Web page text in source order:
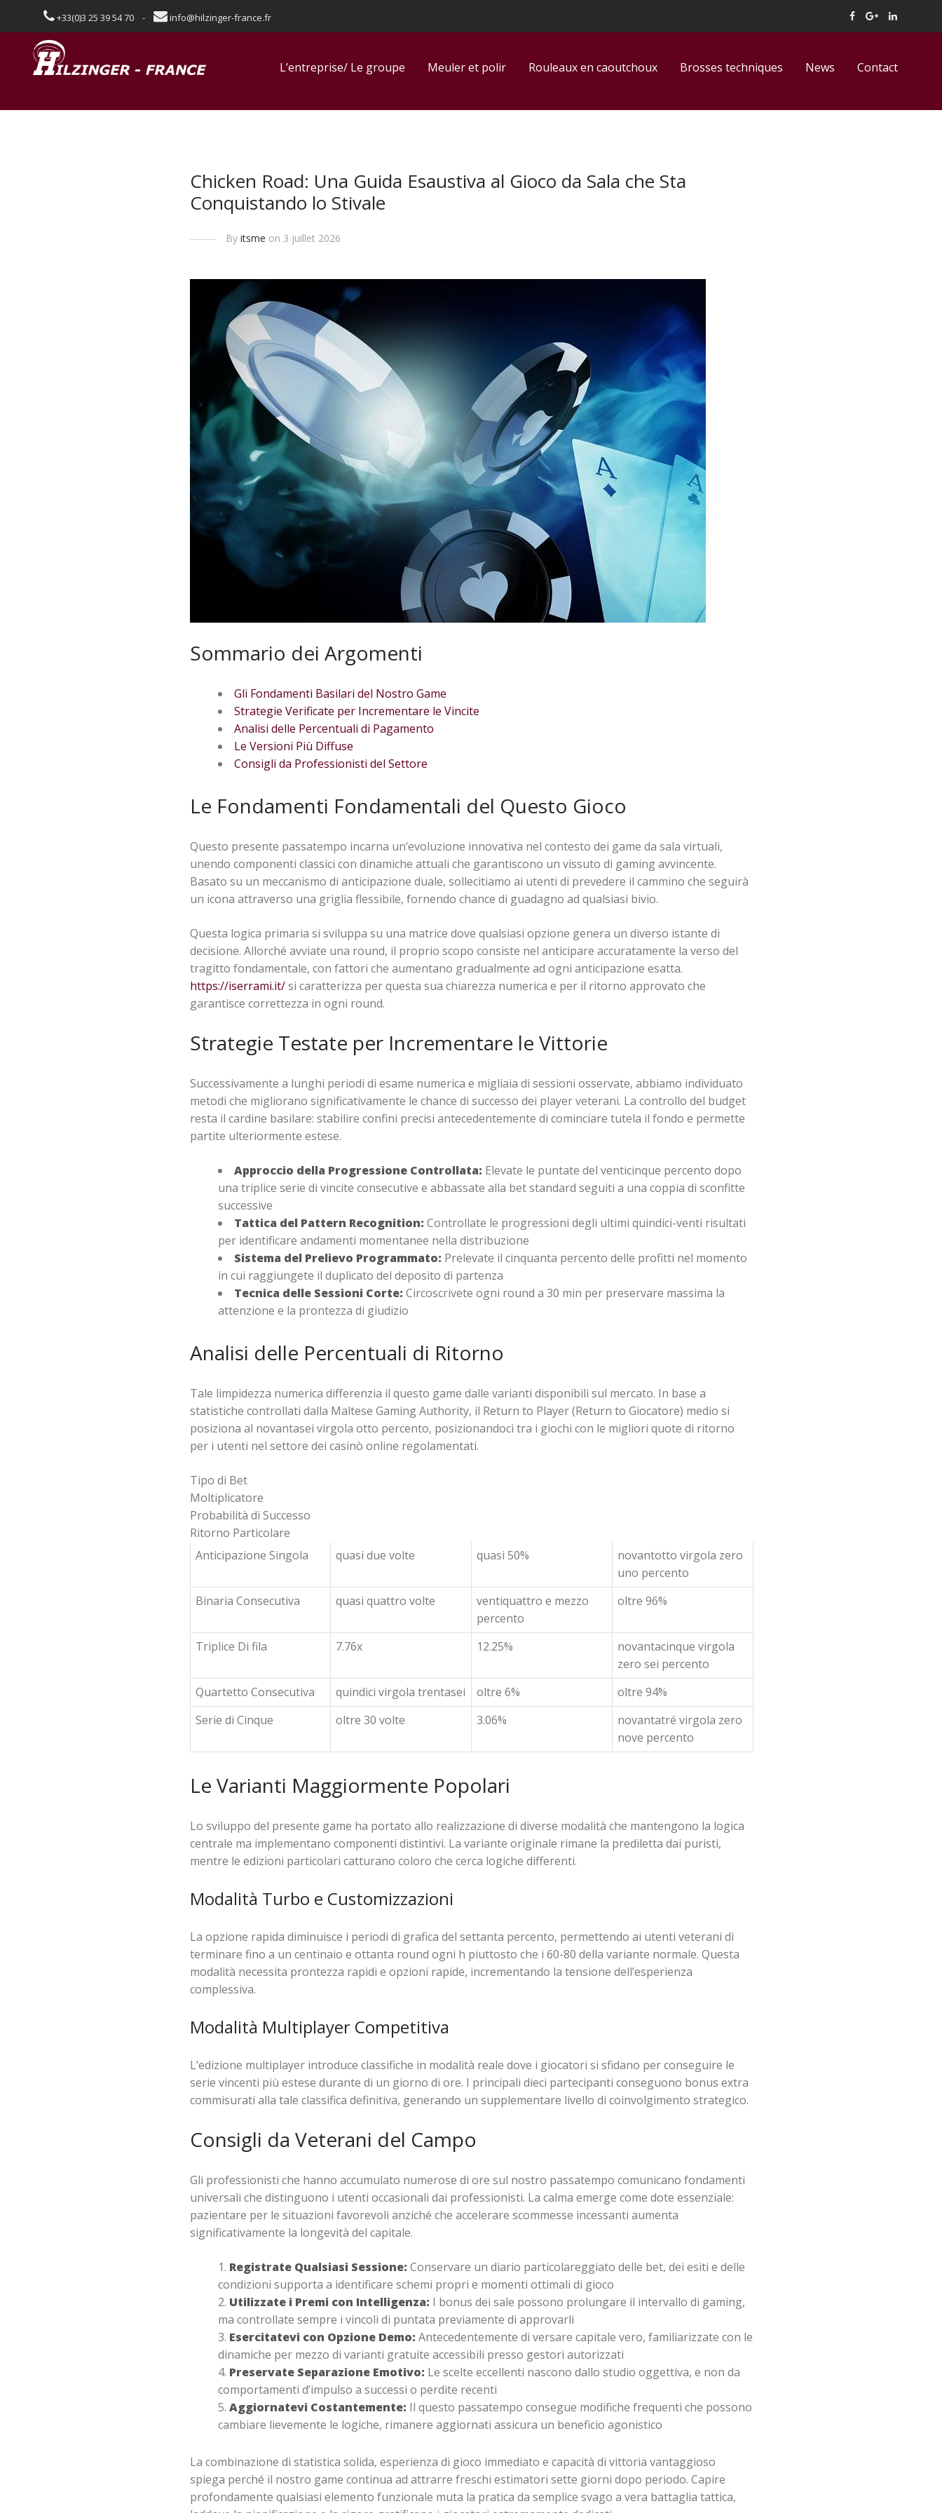
+33(0)3 25 39 54 70 - info@hilzinger-france.fr
L’entreprise/ Le groupe Meuler et polir Rouleaux en caoutchoux Brosses techniques News Contact
Chicken Road: Una Guida Esaustiva al Gioco da Sala che Sta
Conquistando lo Stivale
By itsme on 3 juillet 2026
Sommario dei Argomenti
Gli Fondamenti Basilari del Nostro Game
Strategie Verificate per Incrementare le Vincite
Analisi delle Percentuali di Pagamento
Le Versioni Più Diffuse
Consigli da Professionisti del Settore
Le Fondamenti Fondamentali del Questo Gioco
Questo presente passatempo incarna un’evoluzione innovativa nel contesto dei game da sala virtuali,
unendo componenti classici con dinamiche attuali che garantiscono un vissuto di gaming avvincente.
Basato su un meccanismo di anticipazione duale, sollecitiamo ai utenti di prevedere il cammino che seguirà
un icona attraverso una griglia flessibile, fornendo chance di guadagno ad qualsiasi bivio.
Questa logica primaria si sviluppa su una matrice dove qualsiasi opzione genera un diverso istante di
decisione. Allorché avviate una round, il proprio scopo consiste nel anticipare accuratamente la verso del
tragitto fondamentale, con fattori che aumentano gradualmente ad ogni anticipazione esatta.
https://iserrami.it/si caratterizza per questa sua chiarezza numerica e per il ritorno approvato che
garantisce correttezza in ogni round.
Strategie Testate per Incrementare le Vittorie
Successivamente a lunghi periodi di esame numerica e migliaia di sessioni osservate, abbiamo individuato
metodi che migliorano significativamente le chance di successo dei player veterani. La controllo del budget
resta il cardine basilare: stabilire confini precisi antecedentemente di cominciare tutela il fondo e permette
partite ulteriormente estese.
Approccio della Progressione Controllata: Elevate le puntate del venticinque percento dopo
una triplice serie di vincite consecutive e abbassate alla bet standard seguiti a una coppia di sconfitte
successive
Tattica del Pattern Recognition: Controllate le progressioni degli ultimi quindici-venti risultati
per identificare andamenti momentanee nella distribuzione
Sistema del Prelievo Programmato: Prelevate il cinquanta percento delle profitti nel momento
in cui raggiungete il duplicato del deposito di partenza
Tecnica delle Sessioni Corte: Circoscrivete ogni round a 30 min per preservare massima la
attenzione e la prontezza di giudizio
Analisi delle Percentuali di Ritorno
Tale limpidezza numerica differenzia il questo game dalle varianti disponibili sul mercato. In base a
statistiche controllati dalla Maltese Gaming Authority, il Return to Player (Return to Giocatore) medio si
posiziona al novantasei virgola otto percento, posizionandoci tra i giochi con le migliori quote di ritorno
per i utenti nel settore dei casinò online regolamentati.
Tipo di Bet
Moltiplicatore
Probabilità di Successo
Ritorno Particolare
Anticipazione Singola
quasi due volte quasi 50%
novantotto virgola zero
uno percento
Binaria Consecutiva
quasi quattro volte
ventiquattro e mezzo
percento
oltre 96%
Triplice Di fila 7.76x 12.25%
novantacinque virgola
zero sei percento
Quartetto Consecutiva
quindici virgola trentasei oltre 6%
oltre 94%
Serie di Cinque
oltre 30 volte 3.06%
novantatré virgola zero
nove percento
Le Varianti Maggiormente Popolari
Lo sviluppo del presente game ha portato allo realizzazione di diverse modalità che mantengono la logica
centrale ma implementano componenti distintivi. La variante originale rimane la prediletta dai puristi,
mentre le edizioni particolari catturano coloro che cerca logiche differenti.
Modalità Turbo e Customizzazioni
La opzione rapida diminuisce i periodi di grafica del settanta percento, permettendo ai utenti veterani di
terminare fino a un centinaio e ottanta round ogni h piuttosto che i 60-80 della variante normale. Questa
modalità necessita prontezza rapidi e opzioni rapide, incrementando la tensione dell’esperienza
complessiva.
Modalità Multiplayer Competitiva
L’edizione multiplayer introduce classifiche in modalità reale dove i giocatori si sfidano per conseguire le
serie vincenti più estese durante di un giorno di ore. I principali dieci partecipanti conseguono bonus extra
commisurati alla tale classifica definitiva, generando un supplementare livello di coinvolgimento strategico.
Consigli da Veterani del Campo
Gli professionisti che hanno accumulato numerose di ore sul nostro passatempo comunicano fondamenti
universali che distinguono i utenti occasionali dai professionisti. La calma emerge come dote essenziale:
pazientare per le situazioni favorevoli anziché che accelerare scommesse incessanti aumenta
significativamente la longevità del capitale.
Registrate Qualsiasi Sessione: Conservare un diario particolareggiato delle bet, dei esiti e delle
condizioni supporta a identificare schemi propri e momenti ottimali di gioco
Utilizzate i Premi con Intelligenza: I bonus dei sale possono prolungare il intervallo di gaming,
ma controllate sempre i vincoli di puntata previamente di approvarli
Esercitatevi con Opzione Demo: Antecedentemente di versare capitale vero, familiarizzate con le
dinamiche per mezzo di varianti gratuite accessibili presso gestori autorizzati
Preservate Separazione Emotivo: Le scelte eccellenti nascono dallo studio oggettiva, e non da
comportamenti d’impulso a successi o perdite recenti
Aggiornatevi Costantemente: Il questo passatempo consegue modifiche frequenti che possono
cambiare lievemente le logiche, rimanere aggiornati assicura un beneficio agonistico
La combinazione di statistica solida, esperienza di gioco immediato e capacità di vittoria vantaggioso
spiega perché il nostro game continua ad attrarre freschi estimatori sette giorni dopo periodo. Capire
profondamente qualsiasi elemento funzionale muta la pratica da semplice svago a vera battaglia tattica,